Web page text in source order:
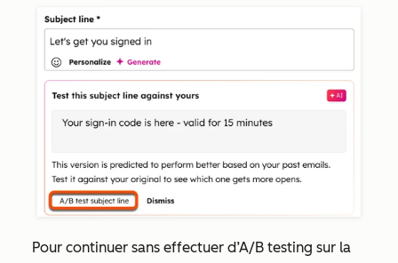
Pour continuer sans effectuer d’A/B testing sur la